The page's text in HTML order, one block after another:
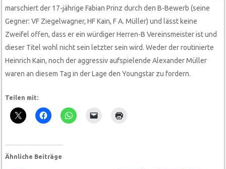
marschiert der 17-jährige Fabian Prinz durch den B-Bewerb (seine
Gegner: VF Ziegelwagner, HF Kain, F A. Müller) und lässt keine
Zweifel offen, dass er ein würdiger Herren-B Vereinsmeister ist und
dieser Titel wohl nicht sein letzter sein wird. Weder der routinierte
Heinrich Kain, noch der aggressiv aufspielende Alexander Müller
waren an diesem Tag in der Lage den Youngstar zu fordern.
Teilen mit:
Ähnliche Beiträge